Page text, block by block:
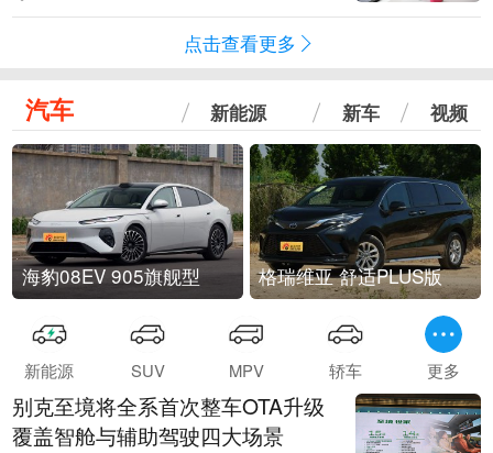
点击查看更多
汽车 新能源 新车 视频
海豹08EV 905旗舰型 格瑞维亚 舒适PLUS版
新能源 SUV MPV 轿车 更多
别克至境将全系首次整车OTA升级
覆盖智舱与辅助驾驶四大场景